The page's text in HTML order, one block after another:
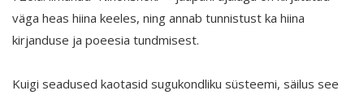
väga heas hiina keeles, ning annab tunnistust ka hiina
kirjanduse ja poeesia tundmisest.
Kuigi seadused kaotasid sugukondliku süsteemi, säilus see